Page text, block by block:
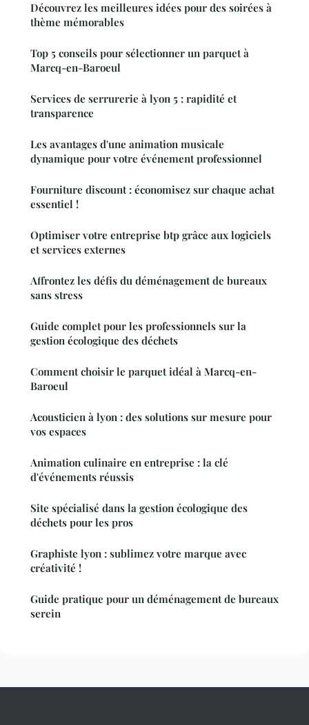
Découvrez les meilleures idées pour des soirées à
thème mémorables
Top 5 conseils pour sélectionner un parquet à
Marcq-en-Baroeul
Services de serrurerie à lyon 5 : rapidité et
transparence
Les avantages d'une animation musicale
dynamique pour votre événement professionnel
Fourniture discount : économisez sur chaque achat
essentiel !
Optimiser votre entreprise btp grâce aux logiciels
et services externes
Affrontez les défis du déménagement de bureaux
sans stress
Guide complet pour les professionnels sur la
gestion écologique des déchets
Comment choisir le parquet idéal à Marcq-en-
Baroeul
Acousticien à lyon : des solutions sur mesure pour
vos espaces
Animation culinaire en entreprise : la clé
d'événements réussis
Site spécialisé dans la gestion écologique des
déchets pour les pros
Graphiste lyon : sublimez votre marque avec
créativité !
Guide pratique pour un déménagement de bureaux
serein